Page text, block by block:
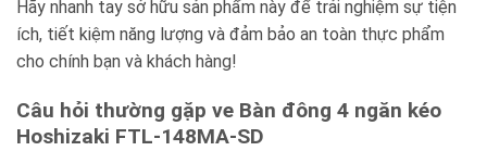
Hãy nhanh tay sở hữu sản phẩm này để trải nghiệm sự tiện
ích, tiết kiệm năng lượng và đảm bảo an toàn thực phẩm
cho chính bạn và khách hàng!
Câu hỏi thường gặp ve Bàn đông 4 ngăn kéo
Hoshizaki FTL-148MA-SD